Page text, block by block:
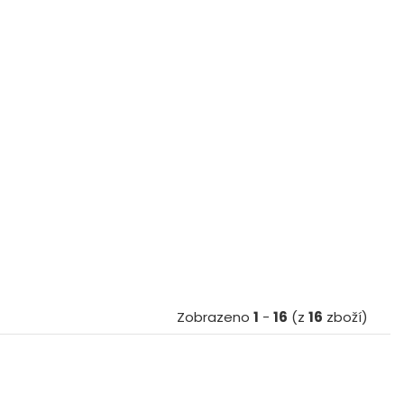
Zobrazeno 1 - 16 (z 16 zboží)